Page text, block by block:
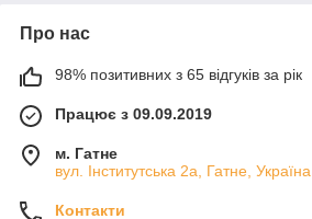
Про нас
98% позитивних з 65 відгуків за рік
Працює з 09.09.2019
м. Гатне
вул. Інститутська 2а, Гатне, Україна
Контакти